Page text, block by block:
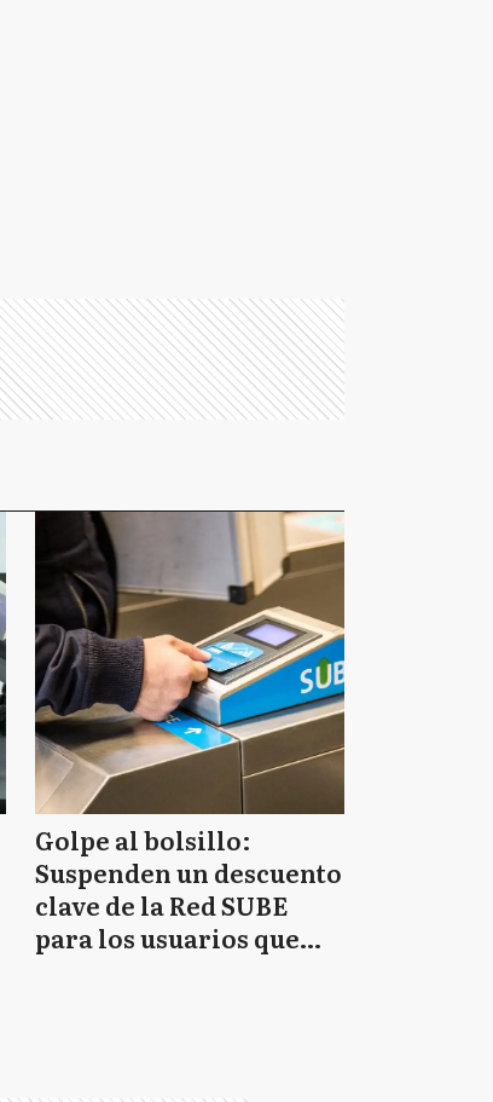
Golpe al bolsillo:
Suspenden un descuento
clave de la Red SUBE
para los usuarios que